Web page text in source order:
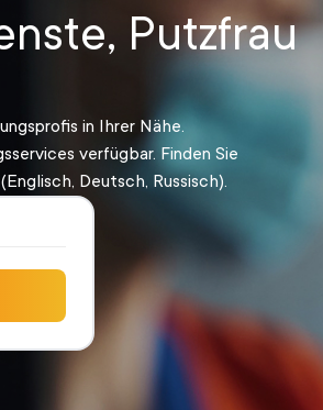
Putzfrau
in Ihrer Nähe.
verfügbar. Finden Sie
Deutsch, Russisch).